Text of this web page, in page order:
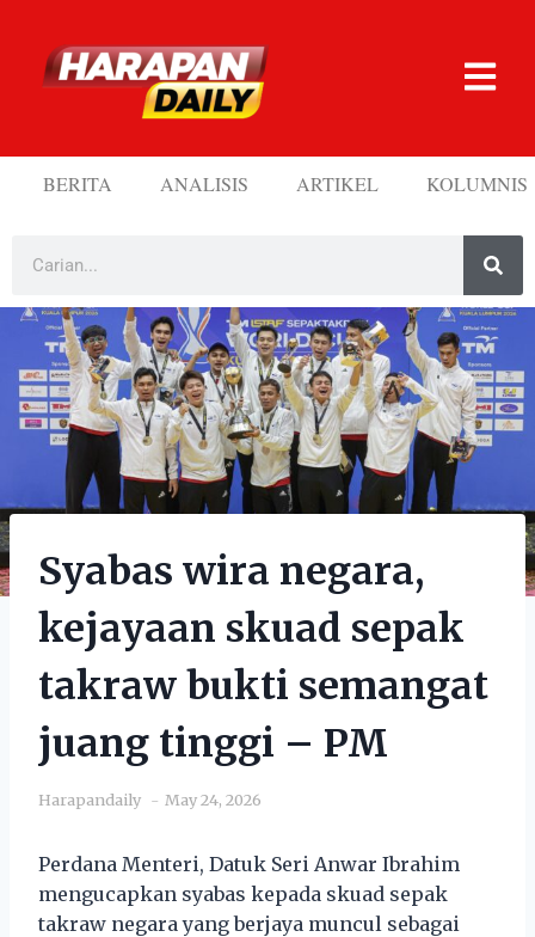
BERITA ANALISIS ARTIKEL KOLUMNIS
Syabas wira negara,
kejayaan skuad sepak
takraw bukti semangat
juang tinggi – PM
Harapandaily May 24, 2026
Perdana Menteri, Datuk Seri Anwar Ibrahim
mengucapkan syabas kepada skuad sepak
takraw negara yang berjaya muncul sebagai